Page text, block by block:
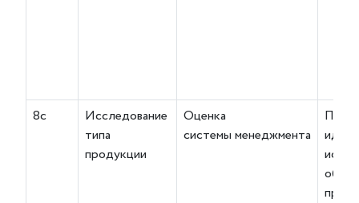
8с
Исследование
типа
продукции
Оценка
системы менеджмента